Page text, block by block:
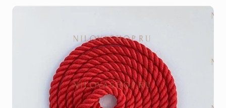
Настольные
иконы
Нательные
крестики
Нательные
иконы
Отзывы